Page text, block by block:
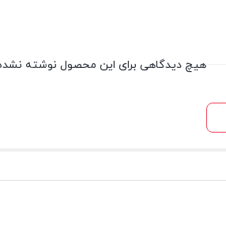
هیچ دیدگاهی برای این محصول نوشته